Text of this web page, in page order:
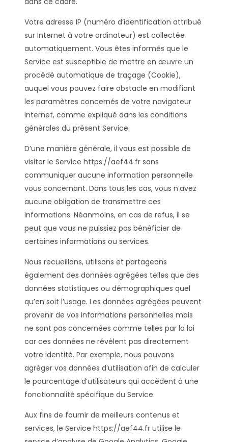
Votre adresse IP (numéro d’identification attribué
sur Internet à votre ordinateur) est collectée
automatiquement. Vous êtes informés que le
Service est susceptible de mettre en œuvre un
procédé automatique de traçage (Cookie),
auquel vous pouvez faire obstacle en modifiant
les paramètres concernés de votre navigateur
internet, comme expliqué dans les conditions
générales du présent Service.
D’une manière générale, il vous est possible de
visiter le Service https://aef44.fr sans
communiquer aucune information personnelle
vous concernant. Dans tous les cas, vous n’avez
aucune obligation de transmettre ces
informations. Néanmoins, en cas de refus, il se
peut que vous ne puissiez pas bénéficier de
certaines informations ou services.
Nous recueillons, utilisons et partageons
également des données agrégées telles que des
données statistiques ou démographiques quel
qu’en soit l’usage. Les données agrégées peuvent
provenir de vos informations personnelles mais
ne sont pas concernées comme telles par la loi
car ces données ne révèlent pas directement
votre identité. Par exemple, nous pouvons
agréger vos données d’utilisation afin de calculer
le pourcentage d’utilisateurs qui accèdent à une
fonctionnalité spécifique du Service.
Aux fins de fournir de meilleurs contenus et
services, le Service https://aef44.fr utilise le